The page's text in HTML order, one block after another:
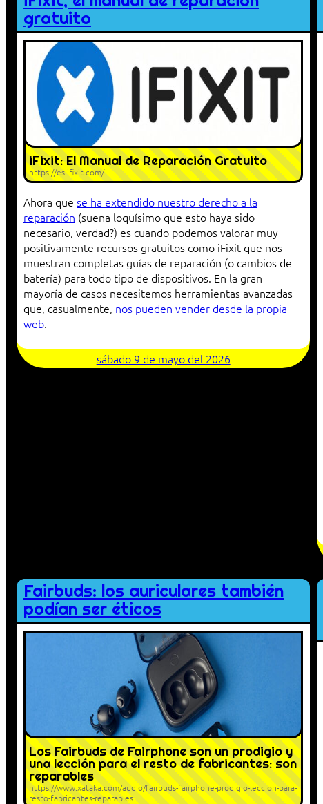
gratuito
iFixit: El Manual de Reparación Gratuito
https://es.ifixit.com/
Ahora que se ha extendido nuestro derecho a la
reparación (suena loquísimo que esto haya sido
necesario, verdad?) es cuando podemos valorar muy
positivamente recursos gratuitos como iFixit que nos
muestran completas guías de reparación (o cambios de
batería) para todo tipo de dispositivos. En la gran
mayoría de casos necesitemos herramientas avanzadas
que, casualmente, nos pueden vender desde la propia
web.
sábado 9 de mayo del 2026
Fairbuds: los auriculares también
podían ser éticos
Los Fairbuds de Fairphone son un prodigio y
una lección para el resto de fabricantes: son
reparables
https://www.xataka.com/audio/fairbuds-fairphone-prodigio-leccion-para-
resto-fabricantes-reparables